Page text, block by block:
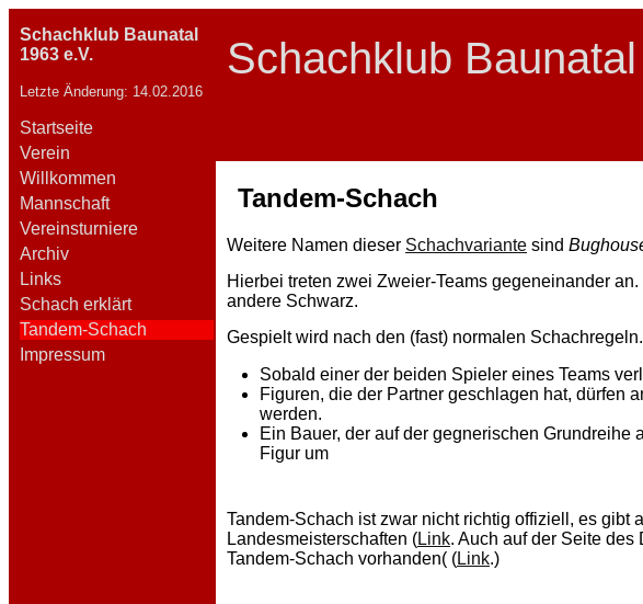
Schachklub Baunatal
1963 e.V.
Letzte Änderung: 14.02.2016
Startseite
Verein
Willkommen
Mannschaft
Vereinsturniere
Archiv
Links
Schach erklärt
Tandem-Schach
Impressum
Schachklub
Tandem-Schach
Weitere Namen dieser Schachvariante sind
Hierbei treten zwei Zweier-Teams gegeneinander
andere Schwarz.
Gespielt wird nach den (fast) normalen
Sobald einer der beiden Spieler eines Teams
Figuren, die der Partner geschlagen hat, dürfen
werden.
Ein Bauer, der auf der gegnerischen
Figur um
Tandem-Schach ist zwar nicht richtig offiziell, es
Landesmeisterschaften (Link. Auch auf der Seite
Tandem-Schach vorhanden( (Link.)